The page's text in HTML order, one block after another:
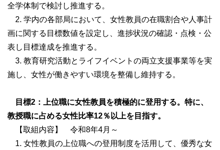
全学体制で検討し推進する。
2. 学内の各部局において、女性教員の在職割合や人事計
画に関する目標数値を設定し、進捗状況の確認・点検・公
表し目標達成を推進する。
3. 教育研究活動とライフイベントの両立支援事業等を実
施し、女性が働きやすい環境を整備し維持する。
目標2：上位職に女性教員を積極的に登用する。特に、
教授職に占める女性比率12％以上を目指す。
【取組内容】 令和8年4月～
1. 女性教員の上位職への登用制度を活用して、優秀な女